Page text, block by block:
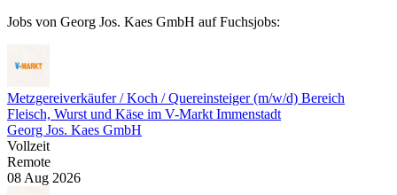
Jobs von Georg Jos. Kaes GmbH auf Fuchsjobs:
Metzgereiverkäufer / Koch / Quereinsteiger (m/w/d) Bereich
Fleisch, Wurst und Käse im V-Markt Immenstadt
Georg Jos. Kaes GmbH
Vollzeit
Remote
08 Aug 2026